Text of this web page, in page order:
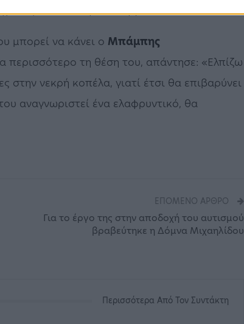
καμία ποινική ευθύνη γι’ αυτό».
μπορεί να κάνει ο Μπάμπης
περισσότερο τη θέση του, απάντησε: «Ελπίζω
στην νεκρή κοπέλα, γιατί έτσι θα επιβαρύνει
αναγνωριστεί ένα ελαφρυντικό, θα
ΕΠΌΜΕΝΟ ΆΡΘΡΟ
Για το έργο της στην αποδοχή του αυτισμού
βραβεύτηκε η Δόμνα Μιχαηλίδου
Περισσότερα Από Τον Συντάκτη